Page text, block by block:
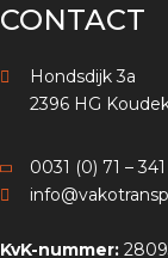
CONTACT
Hondsdijk 3a
2396 HG
0031 (0) 71 –
KvK-nummer: